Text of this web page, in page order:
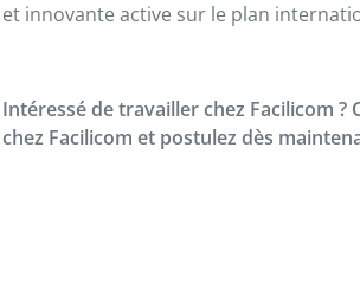
et innovante active sur le plan
Intéressé de travailler chez Facilicom
chez Facilicom et postulez dès